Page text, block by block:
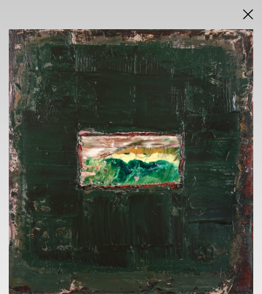
DRAŽEBNÍ VYHLÁŠKA
VÝSLEDKY AUKCE V PDF
AUKCE
ONLINE + SÁLOVÁ AUKCE
KAVÁRNA POŠTA
nám. Dr. E. Beneše 584/24, Liberec 1
sobota 22.11.2025
od 14.45 h
VÝSTAVA
KAVÁRNA POŠTA
nám. Dr. E. Beneše 584/24, Liberec 1
6. 11. - 20.11.2025
13.30 h - 17.30 h
VERNISÁŽ
5.11.2025 v 18 h
KONTAKT